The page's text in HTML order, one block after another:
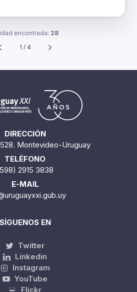
encontrada: 28
1 / 4
DIRECCIÓN
Montevideo-Uruguay
TELÉFONO
2915 3838
E-MAIL
SÍGUENOS EN
Twitter
Linkedin
Instagram
YouTube
Flickr